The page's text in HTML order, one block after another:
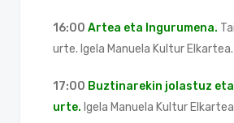
16:00 Artea eta Ingurumena.
urte. Igela Manuela Kultur Elkartea.
17:00 Buztinarekin jolastuz
urte. Igela Manuela Kultur